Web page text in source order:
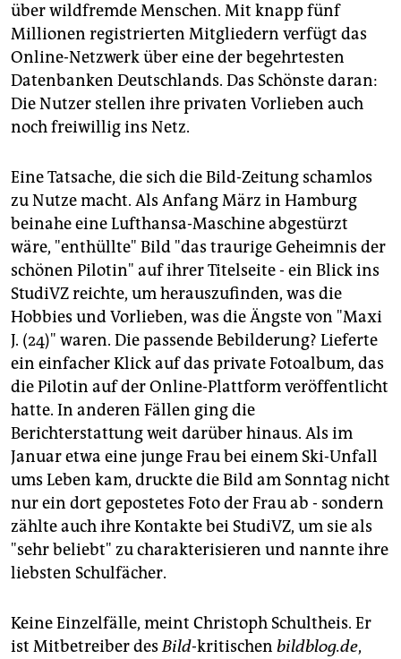
über wildfremde Menschen. Mit knapp fünf
Millionen registrierten Mitgliedern verfügt das
Online-Netzwerk über eine der begehrtesten
Datenbanken Deutschlands. Das Schönste daran:
Die Nutzer stellen ihre privaten Vorlieben auch
noch freiwillig ins Netz.
Eine Tatsache, die sich die Bild-Zeitung schamlos
zu Nutze macht. Als Anfang März in Hamburg
beinahe eine Lufthansa-Maschine abgestürzt
wäre, "enthüllte" Bild "das traurige Geheimnis der
schönen Pilotin" auf ihrer Titelseite - ein Blick ins
StudiVZ reichte, um herauszufinden, was die
Hobbies und Vorlieben, was die Ängste von "Maxi
J. (24)" waren. Die passende Bebilderung? Lieferte
ein einfacher Klick auf das private Fotoalbum, das
die Pilotin auf der Online-Plattform veröffentlicht
hatte. In anderen Fällen ging die
Berichterstattung weit darüber hinaus. Als im
Januar etwa eine junge Frau bei einem Ski-Unfall
ums Leben kam, druckte die Bild am Sonntag nicht
nur ein dort gepostetes Foto der Frau ab - sondern
zählte auch ihre Kontakte bei StudiVZ, um sie als
"sehr beliebt" zu charakterisieren und nannte ihre
liebsten Schulfächer.
Keine Einzelfälle, meint Christoph Schultheis. Er
ist Mitbetreiber desBild-kritischen bildblog.de,